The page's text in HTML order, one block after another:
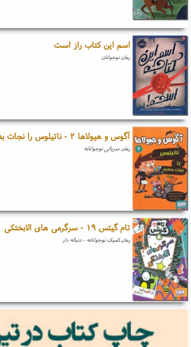
اسم این کتاب راز است
رمان نوجوانان
آگوس و هیولاها ۲ - ناتیلوس را نجات بدهیم
رمان سریالی نوجوانانه
تام گیتس ۱۹ - سرگرمی های الابختکی
رمان کمیک نوجوانانه - دنباله دار